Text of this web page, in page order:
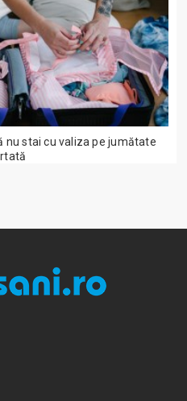
nu stai cu valiza pe jumătate